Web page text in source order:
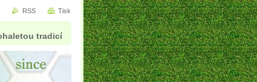
tradicí
RSS Tisk